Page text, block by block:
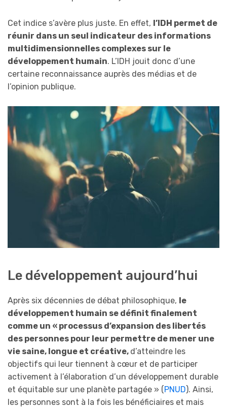
Cet indice s’avère plus juste. En effet, l’IDH permet de
réunir dans un seul indicateur des informations
multidimensionnelles complexes sur le
développement humain. L’IDH jouit donc d’une
certaine reconnaissance auprès des médias et de
l’opinion publique.
Le développement aujourd’hui
Après six décennies de débat philosophique, le
développement humain se définit finalement
comme un « processus d’expansion des libertés
des personnes pour leur permettre de mener une
vie saine, longue et créative, d’atteindre les
objectifs qui leur tiennent à cœur et de participer
activement à l’élaboration d’un développement durable
et équitable sur une planète partagée » (PNUD). Ainsi,
les personnes sont à la fois les bénéficiaires et mais